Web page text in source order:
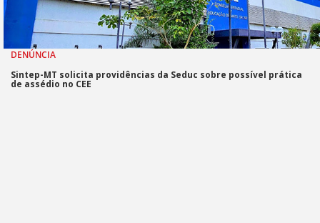
DENÚNCIA
Sintep-MT solicita providências da Seduc sobre possível prática
de assédio no CEE